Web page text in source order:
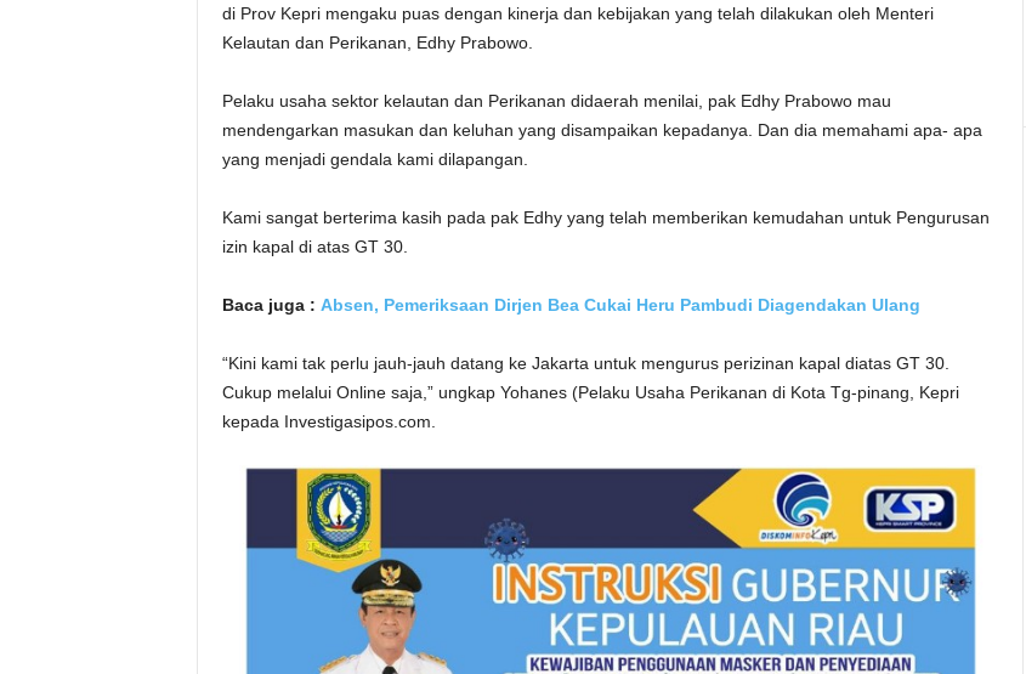
di Prov Kepri mengaku puas dengan kinerja dan kebijakan yang telah dilakukan oleh Menteri
Kelautan dan Perikanan, Edhy Prabowo.
Pelaku usaha sektor kelautan dan Perikanan didaerah menilai, pak Edhy Prabowo mau
mendengarkan masukan dan keluhan yang disampaikan kepadanya. Dan dia memahami apa- apa
yang menjadi gendala kami dilapangan.
Kami sangat berterima kasih pada pak Edhy yang telah memberikan kemudahan untuk Pengurusan
izin kapal di atas GT 30.
Baca juga : Absen, Pemeriksaan Dirjen Bea Cukai Heru Pambudi Diagendakan Ulang
“Kini kami tak perlu jauh-jauh datang ke Jakarta untuk mengurus perizinan kapal diatas GT 30.
Cukup melalui Online saja,” ungkap Yohanes (Pelaku Usaha Perikanan di Kota Tg-pinang, Kepri
kepada Investigasipos.com.